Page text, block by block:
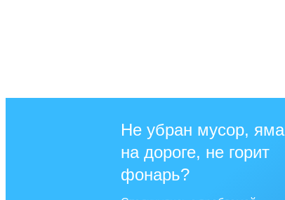
Не убран мусор, яма
на дороге, не горит
фонарь?